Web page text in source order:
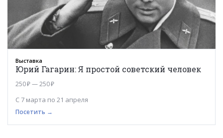
Выставка
Юрий Гагарин: Я простой советский человек
250 ₽ — 250 ₽
С 7 марта по 21 апреля
Посетить →